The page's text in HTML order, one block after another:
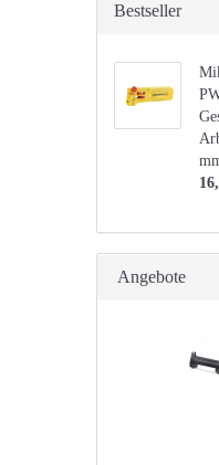
Bestseller
Angebote